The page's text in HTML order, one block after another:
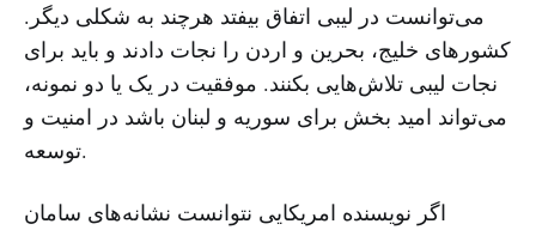
می‌توانست در لیبی اتفاق بیفتد هرچند به شکلی دیگر.
کشورهای خلیج، بحرین و اردن را نجات دادند و باید برای
نجات لیبی تلاش‌هایی بکنند. موفقیت در یک یا دو نمونه،
می‌تواند امید بخش برای سوریه و لبنان باشد در امنیت و
توسعه.
اگر نویسنده امریکایی نتوانست نشانه‌های سامان